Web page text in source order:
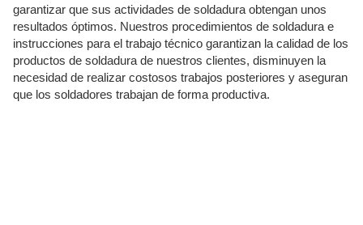
garantizar que sus actividades de soldadura obtengan unos
resultados óptimos. Nuestros procedimientos de soldadura e
instrucciones para el trabajo técnico garantizan la calidad de los
productos de soldadura de nuestros clientes, disminuyen la
necesidad de realizar costosos trabajos posteriores y aseguran
que los soldadores trabajan de forma productiva.